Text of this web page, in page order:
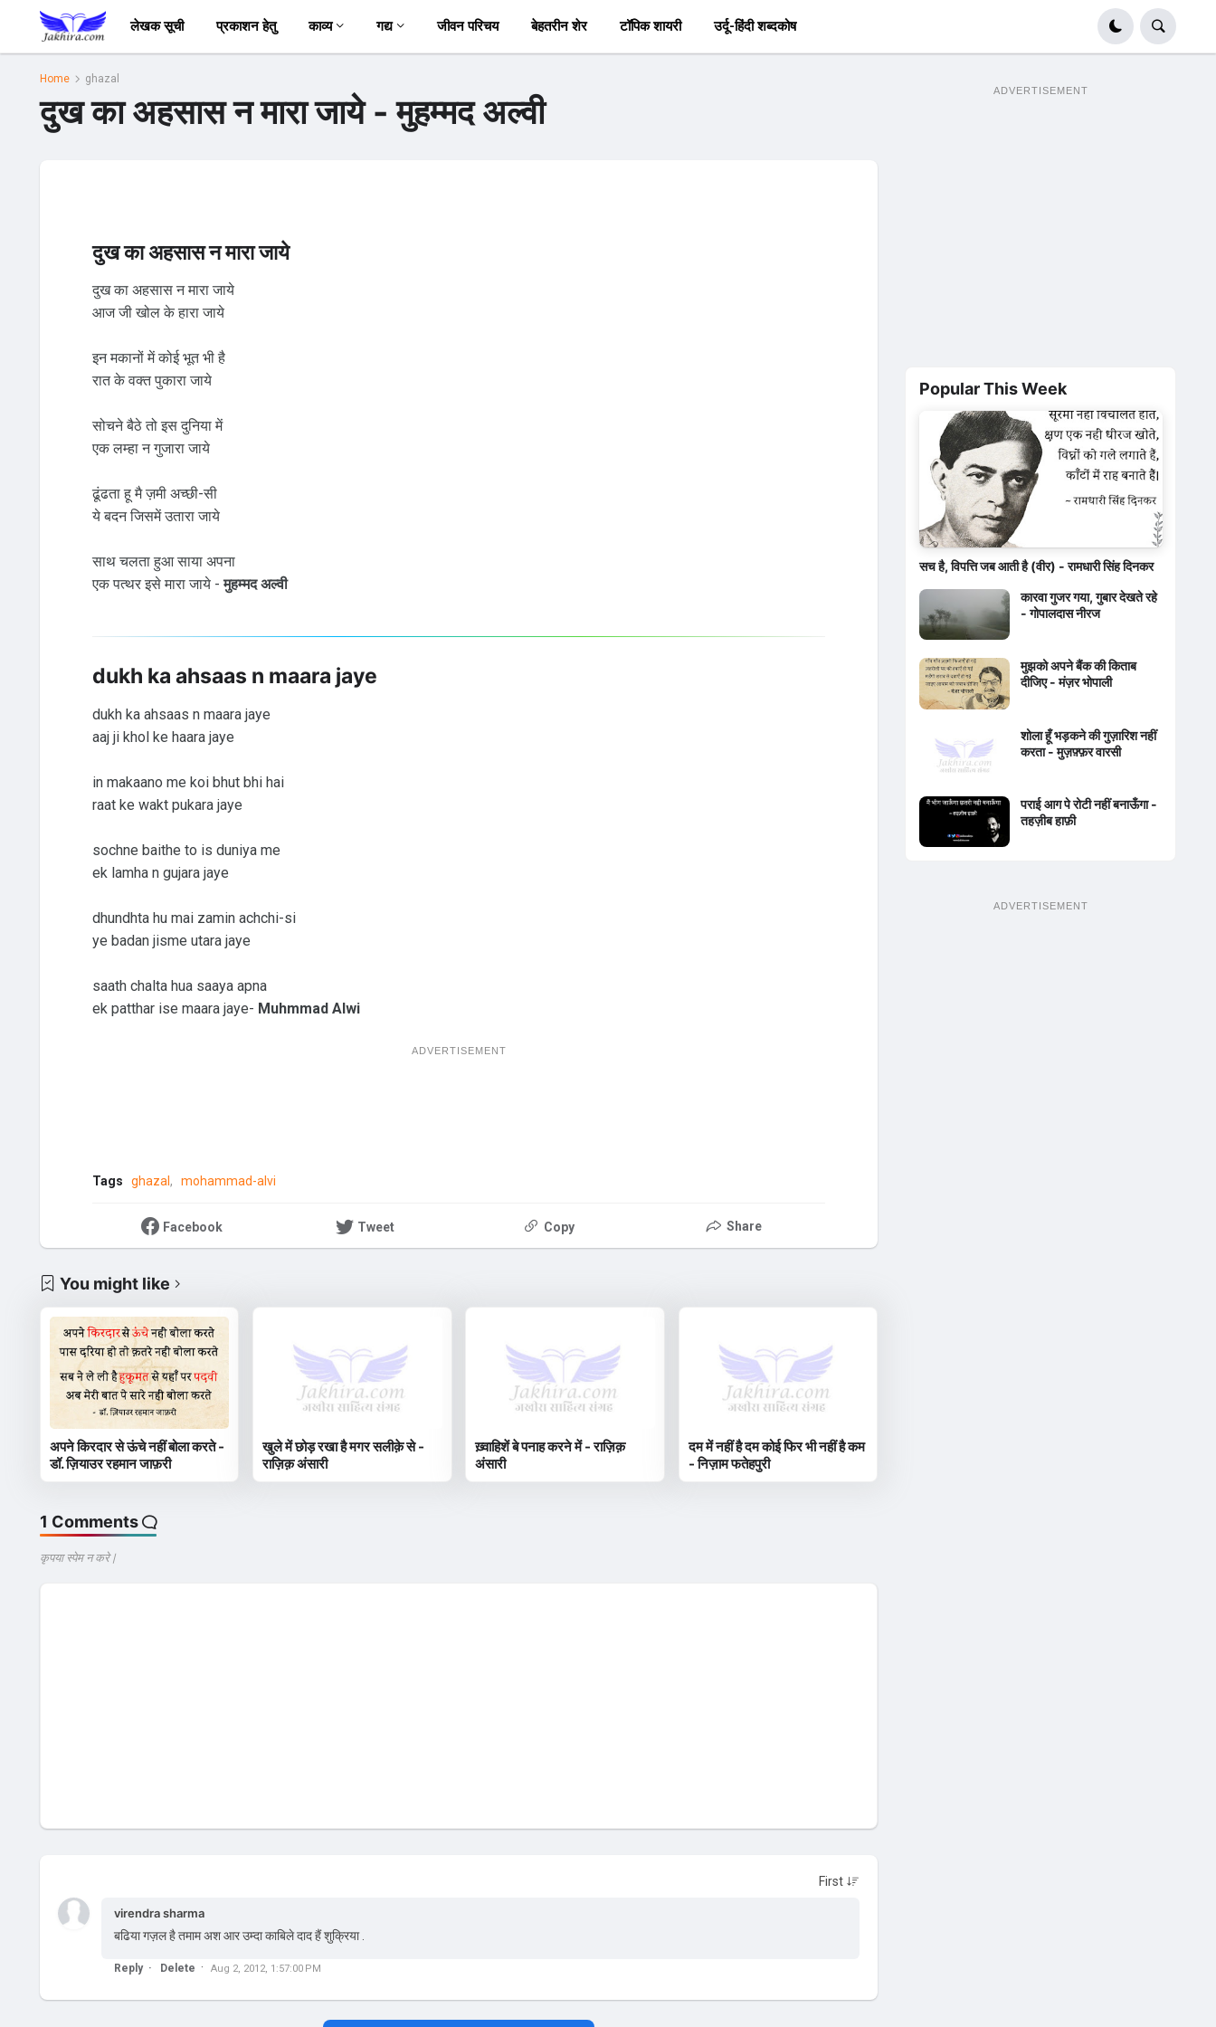
लेखक सूची प्रकाशन हेतु काव्य गद्य जीवन परिचय बेहतरीन शेर टॉपिक शायरी उर्दू-हिंदी शब्दकोष
Home ghazal
दुख का अहसास न मारा जाये - मुहम्मद अल्वी
दुख का अहसास न मारा जाये
दुख का अहसास न मारा जाये
आज जी खोल के हारा जाये
इन मकानों में कोई भूत भी है
रात के वक्त पुकारा जाये
सोचने बैठे तो इस दुनिया में
एक लम्हा न गुजारा जाये
ढूंढता हू मै ज़मी अच्छी-सी
ये बदन जिसमें उतारा जाये
साथ चलता हुआ साया अपना
एक पत्थर इसे मारा जाये -मुहम्मद अल्वी
dukh ka ahsaas n maara jaye
dukh ka ahsaas n maara jaye
aaj ji khol ke haara jaye
in makaano me koi bhut bhi hai
raat ke wakt pukara jaye
sochne baithe to is duniya me
ek lamha n gujara jaye
dhundhta hu mai zamin achchi-si
ye badan jisme utara jaye
saath chalta hua saaya apna
ek patthar ise maara jaye- Muhmmad Alwi
ADVERTISEMENT
Tags ghazal mohammad-alvi
Facebook Tweet Copy Share
You might like
अपने किरदार से ऊंचे नहीं बोला करते -
डॉ. ज़ियाउर रहमान जाफ़री
खुले में छोड़ रखा है मगर सलीक़े से -
राज़िक़ अंसारी
ख़्वाहिशें बे पनाह करने में - राज़िक़
अंसारी
दम में नहीं है दम कोई फिर भी नहीं है कम
- निज़ाम फतेहपुरी
1 Comments
कृपया स्पेम न करे |
virendra sharma
बढिया गज़ल है तमाम अश आर उम्दा काबिले दाद हैं शुक्रिया .
Reply Delete Aug 2, 2012, 1:57:00 PM
ADVERTISEMENT
Popular This Week
सच है, विपत्ति जब आती है (वीर) - रामधारी सिंह दिनकर
कारवा गुजर गया, गुबार देखते रहे
- गोपालदास नीरज
मुझको अपने बैंक की किताब
दीजिए - मंज़र भोपाली
शोला हूँ भड़कने की गुज़ारिश नहीं
करता - मुज़फ़्फ़र वारसी
पराई आग पे रोटी नहीं बनाऊँगा -
तहज़ीब हाफ़ी
ADVERTISEMENT